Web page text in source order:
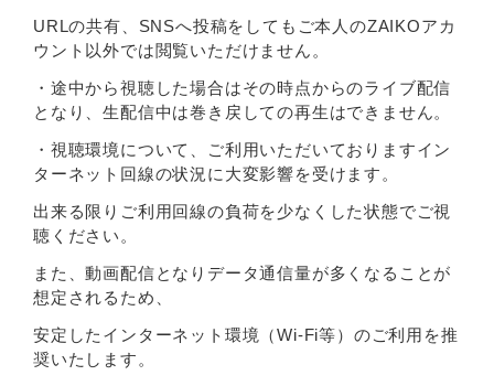
URLの共有、SNSへ投稿をしてもご本人のZAIKOアカ
ウント以外では閲覧いただけません。
・途中から視聴した場合はその時点からのライブ配信
となり、生配信中は巻き戻しての再生はできません。
・視聴環境について、ご利用いただいておりますイン
ターネット回線の状況に大変影響を受けます。
出来る限りご利用回線の負荷を少なくした状態でご視
聴ください。
また、動画配信となりデータ通信量が多くなることが
想定されるため、
安定したインターネット環境（Wi-Fi等）のご利用を推
奨いたします。